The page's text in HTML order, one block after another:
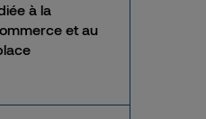
à la
et au